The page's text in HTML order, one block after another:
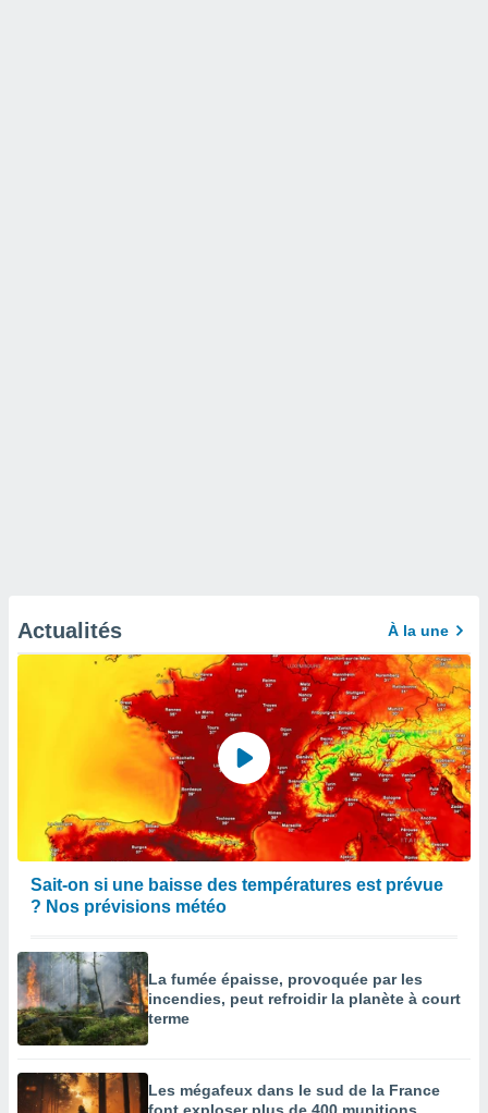
Actualités À la une
Sait-on si une baisse des températures est prévue
? Nos prévisions météo
La fumée épaisse, provoquée par les
incendies, peut refroidir la planète à court
terme
Les mégafeux dans le sud de la France